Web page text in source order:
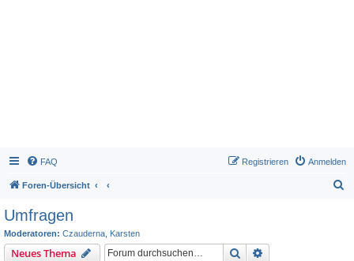
FAQ Anmelden
Registrieren
Foren-Übersicht
Umfragen
Moderatoren: Czauderna Karsten
Neues Thema Suche